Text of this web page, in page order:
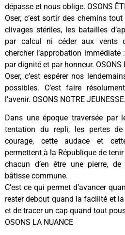
dépasse et nous oblige. OSONS
Oser, c’est sortir des chemins
clivages stériles, les batailles
par calcul ni céder aux vents
chercher l’approbation immédiate
par dignité et par honneur. OSONS
Oser, c’est espérer nos
possibles. C’est faire
l’avenir. OSONS NOTRE JEUNESSE.
Dans une époque traversée par
tentation du repli, les pertes de
courage, cette audace et
permettent à la République de
chacun d’en être une pierre,
bâtisse commune.
C’est ce qui permet d’avancer
rester debout quand la facilité et
et de tracer un cap quand tout
OSONS LA NUANCE